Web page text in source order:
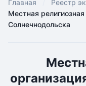
Главная
Реестр
Местная
Солнечнодольска